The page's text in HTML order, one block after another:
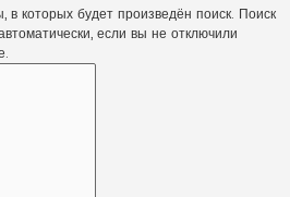
которых будет произведён поиск. Поиск
если вы не отключили